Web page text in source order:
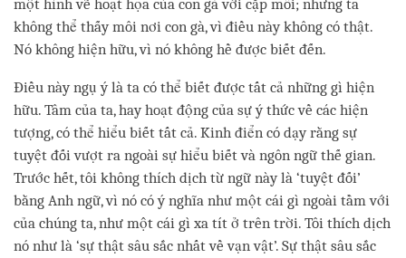
một hình vẽ hoạt họa của con gà với cặp môi; nhưng ta
không thể thấy môi nơi con gà, vì điều này không có thật.
Nó không hiện hữu, vì nó không hề được biết đến.
Điều này ngụ ý là ta có thể biết được tất cả những gì hiện
hữu. Tâm của ta, hay hoạt động của sự ý thức về các hiện
tượng, có thể hiểu biết tất cả. Kinh điển có dạy rằng sự
tuyệt đối vượt ra ngoài sự hiểu biết và ngôn ngữ thế gian.
Trước hết, tôi không thích dịch từ ngữ này là ‘tuyệt đối’
bằng Anh ngữ, vì nó có ý nghĩa như một cái gì ngoài tầm với
của chúng ta, như một cái gì xa tít ở trên trời. Tôi thích dịch
nó như là ‘sự thật sâu sắc nhất về vạn vật’. Sự thật sâu sắc